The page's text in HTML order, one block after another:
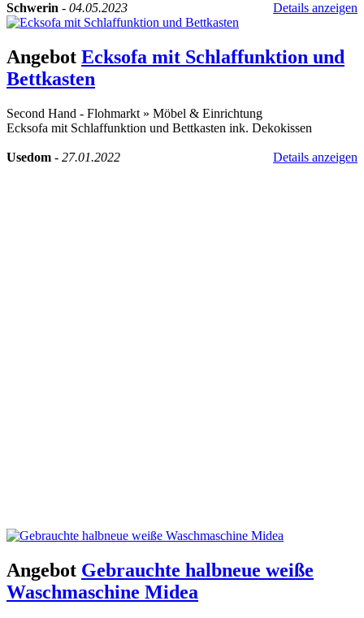
Schwerin - 04.05.2023 Details anzeigen
Angebot Ecksofa mit Schlaffunktion und
Bettkasten
Second Hand - Flohmarkt » Möbel & Einrichtung
Ecksofa mit Schlaffunktion und Bettkasten ink. Dekokissen
Usedom - 27.01.2022 Details anzeigen
Angebot Gebrauchte halbneue weiße
Waschmaschine Midea